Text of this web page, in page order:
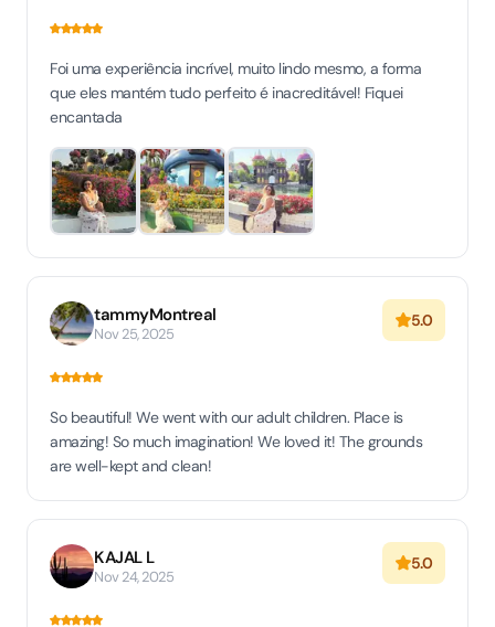
Foi uma experiência incrível, muito lindo mesmo, a forma
que eles mantém tudo perfeito é inacreditável! Fiquei
encantada
tammyMontreal
Nov 25, 2025
5.0
So beautiful! We went with our adult children. Place is
amazing! So much imagination! We loved it! The grounds
are well-kept and clean!
KAJAL L
Nov 24, 2025
5.0